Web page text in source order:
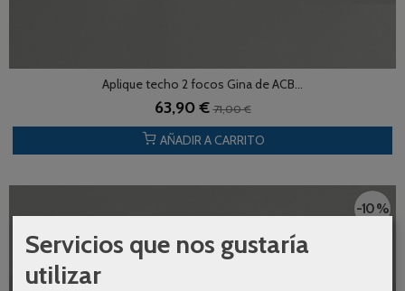
Aplique techo 2 focos Gina de ACB...
63,90 €71,00 €
AÑADIR A CARRITO
-10 %
Servicios que nos gustaría
utilizar